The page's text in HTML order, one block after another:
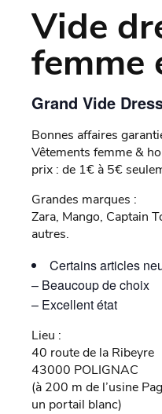
Vide
femme
Grand Vide
Bonnes affaires
Vêtements femme &
prix : de 1€ à 5€
Grandes marques :
Zara, Mango, Captain
autres.
Certains articles
– Beaucoup de choix
– Excellent état
Lieu :
40 route de la Ribeyre
43000 POLIGNAC
(à 200 m de l’usine
un portail blanc)